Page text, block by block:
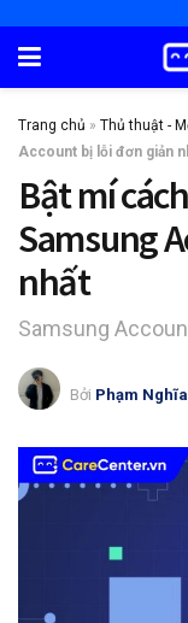
Trang chủ » Thủ thuật -
Account bị lỗi đơn giản
Bật mí
Samsung
nhất
Samsung
Bởi Phạm Nghĩa